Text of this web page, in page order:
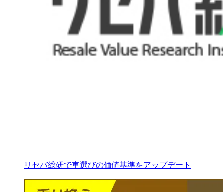
リセバ総研で車選びの価値基準をアップデート